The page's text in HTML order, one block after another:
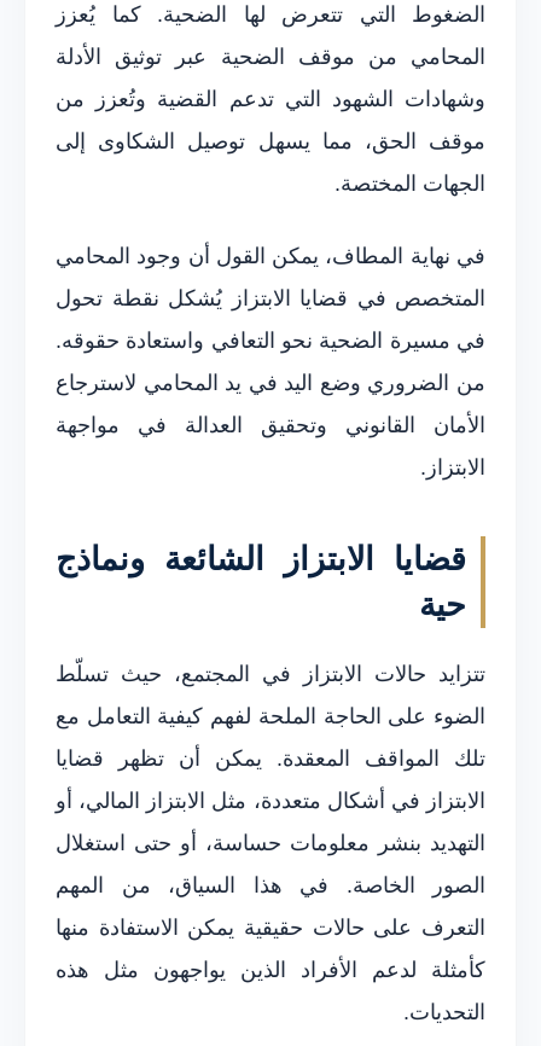
الضغوط التي تتعرض لها الضحية. كما يُعزز
المحامي من موقف الضحية عبر توثيق الأدلة
وشهادات الشهود التي تدعم القضية وتُعزز من
موقف الحق، مما يسهل توصيل الشكاوى إلى
الجهات المختصة.
في نهاية المطاف، يمكن القول أن وجود المحامي
المتخصص في قضايا الابتزاز يُشكل نقطة تحول
في مسيرة الضحية نحو التعافي واستعادة حقوقه.
من الضروري وضع اليد في يد المحامي لاسترجاع
الأمان القانوني وتحقيق العدالة في مواجهة
الابتزاز.
قضايا الابتزاز الشائعة ونماذج
حية
تتزايد حالات الابتزاز في المجتمع، حيث تسلّط
الضوء على الحاجة الملحة لفهم كيفية التعامل مع
تلك المواقف المعقدة. يمكن أن تظهر قضايا
الابتزاز في أشكال متعددة، مثل الابتزاز المالي، أو
التهديد بنشر معلومات حساسة، أو حتى استغلال
الصور الخاصة. في هذا السياق، من المهم
التعرف على حالات حقيقية يمكن الاستفادة منها
كأمثلة لدعم الأفراد الذين يواجهون مثل هذه
التحديات.